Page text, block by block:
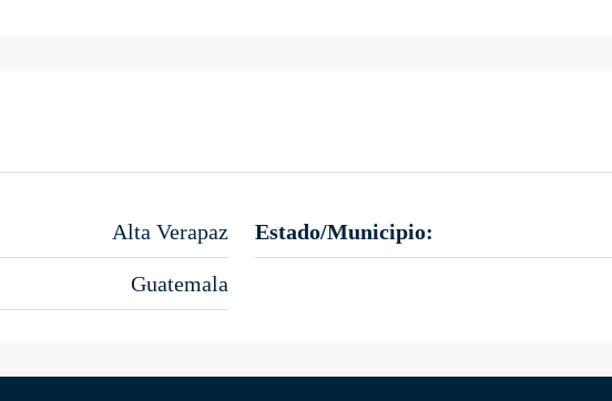
Alta Verapaz Estado/Municipio:
Guatemala